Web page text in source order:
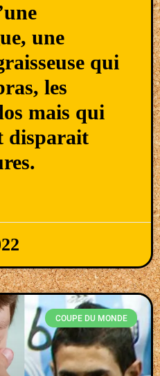
une
qui
les
mais qui
disparait
COUPE DU MONDE